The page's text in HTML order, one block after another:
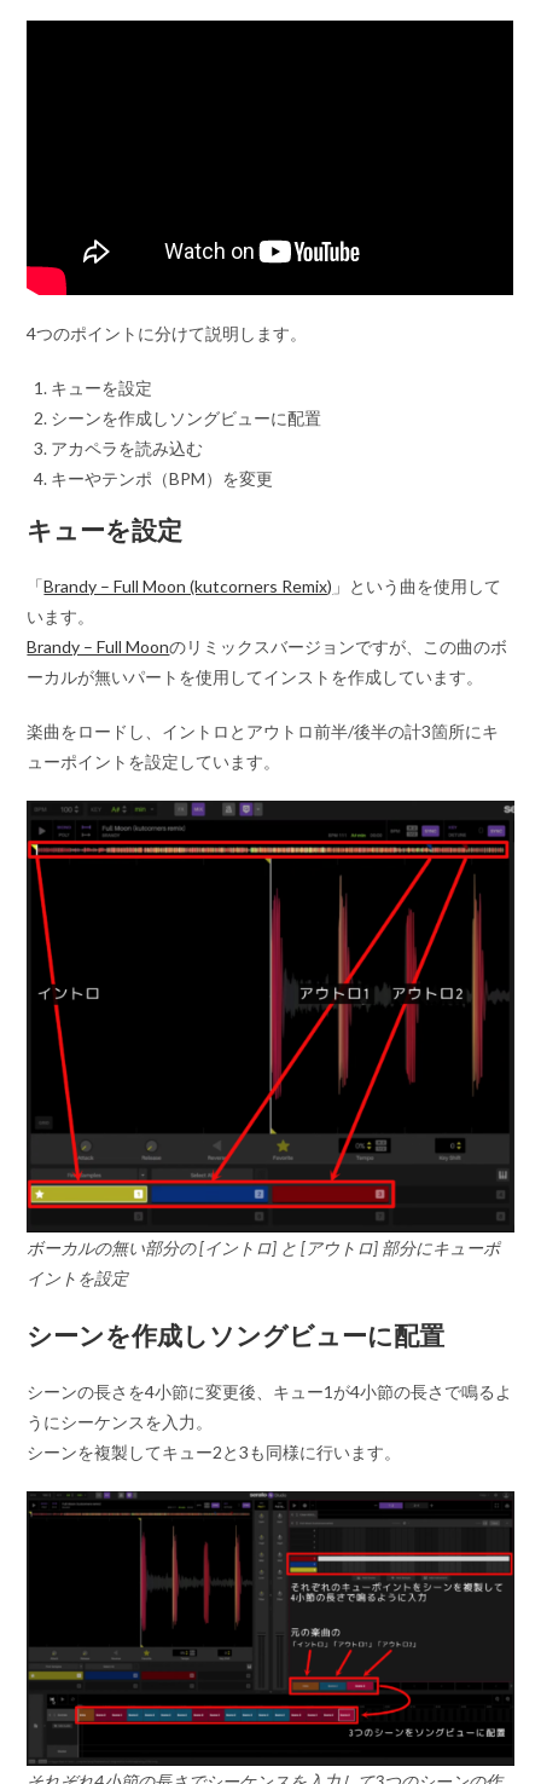
4つのポイントに分けて説明します。
キューを設定
シーンを作成しソングビューに配置
アカペラを読み込む
キーやテンポ（BPM）を変更
キューを設定
「Brandy – Full Moon (kutcorners Remix) 」という曲を使用して
います。
Brandy – Full Moonのリミックスバージョンですが、この曲のボ
ーカルが無いパートを使用してインストを作成しています。
楽曲をロードし、イントロとアウトロ前半/後半の計3箇所にキ
ューポイントを設定しています。
ボーカルの無い部分の [イントロ] と [アウトロ] 部分にキューポ
イントを設定
シーンを作成しソングビューに配置
シーンの長さを4小節に変更後、キュー1が4小節の長さで鳴るよ
うにシーケンスを入力。
シーンを複製してキュー2と3も同様に行います。